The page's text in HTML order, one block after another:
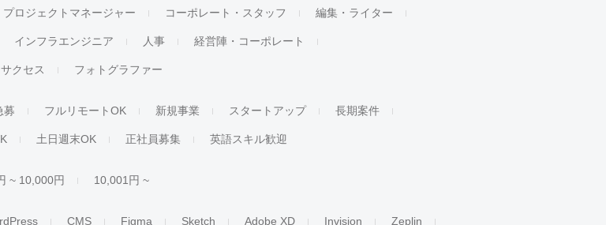
プロジェクトマネージャー コーポレート・スタッフ 編集・ライター
インフラエンジニア 人事 経営陣・コーポレート
クセス フォトグラファー
募 フルリモートOK 新規事業 スタートアップ 長期案件
土日週末OK 正社員募集 英語スキル歓迎
~ 10,000円 10,001円 ~
CMS Figma Sketch Adobe XD Invision Zeplin